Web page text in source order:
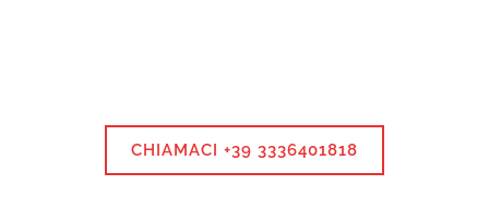
CHIAMACI +39 3336401818